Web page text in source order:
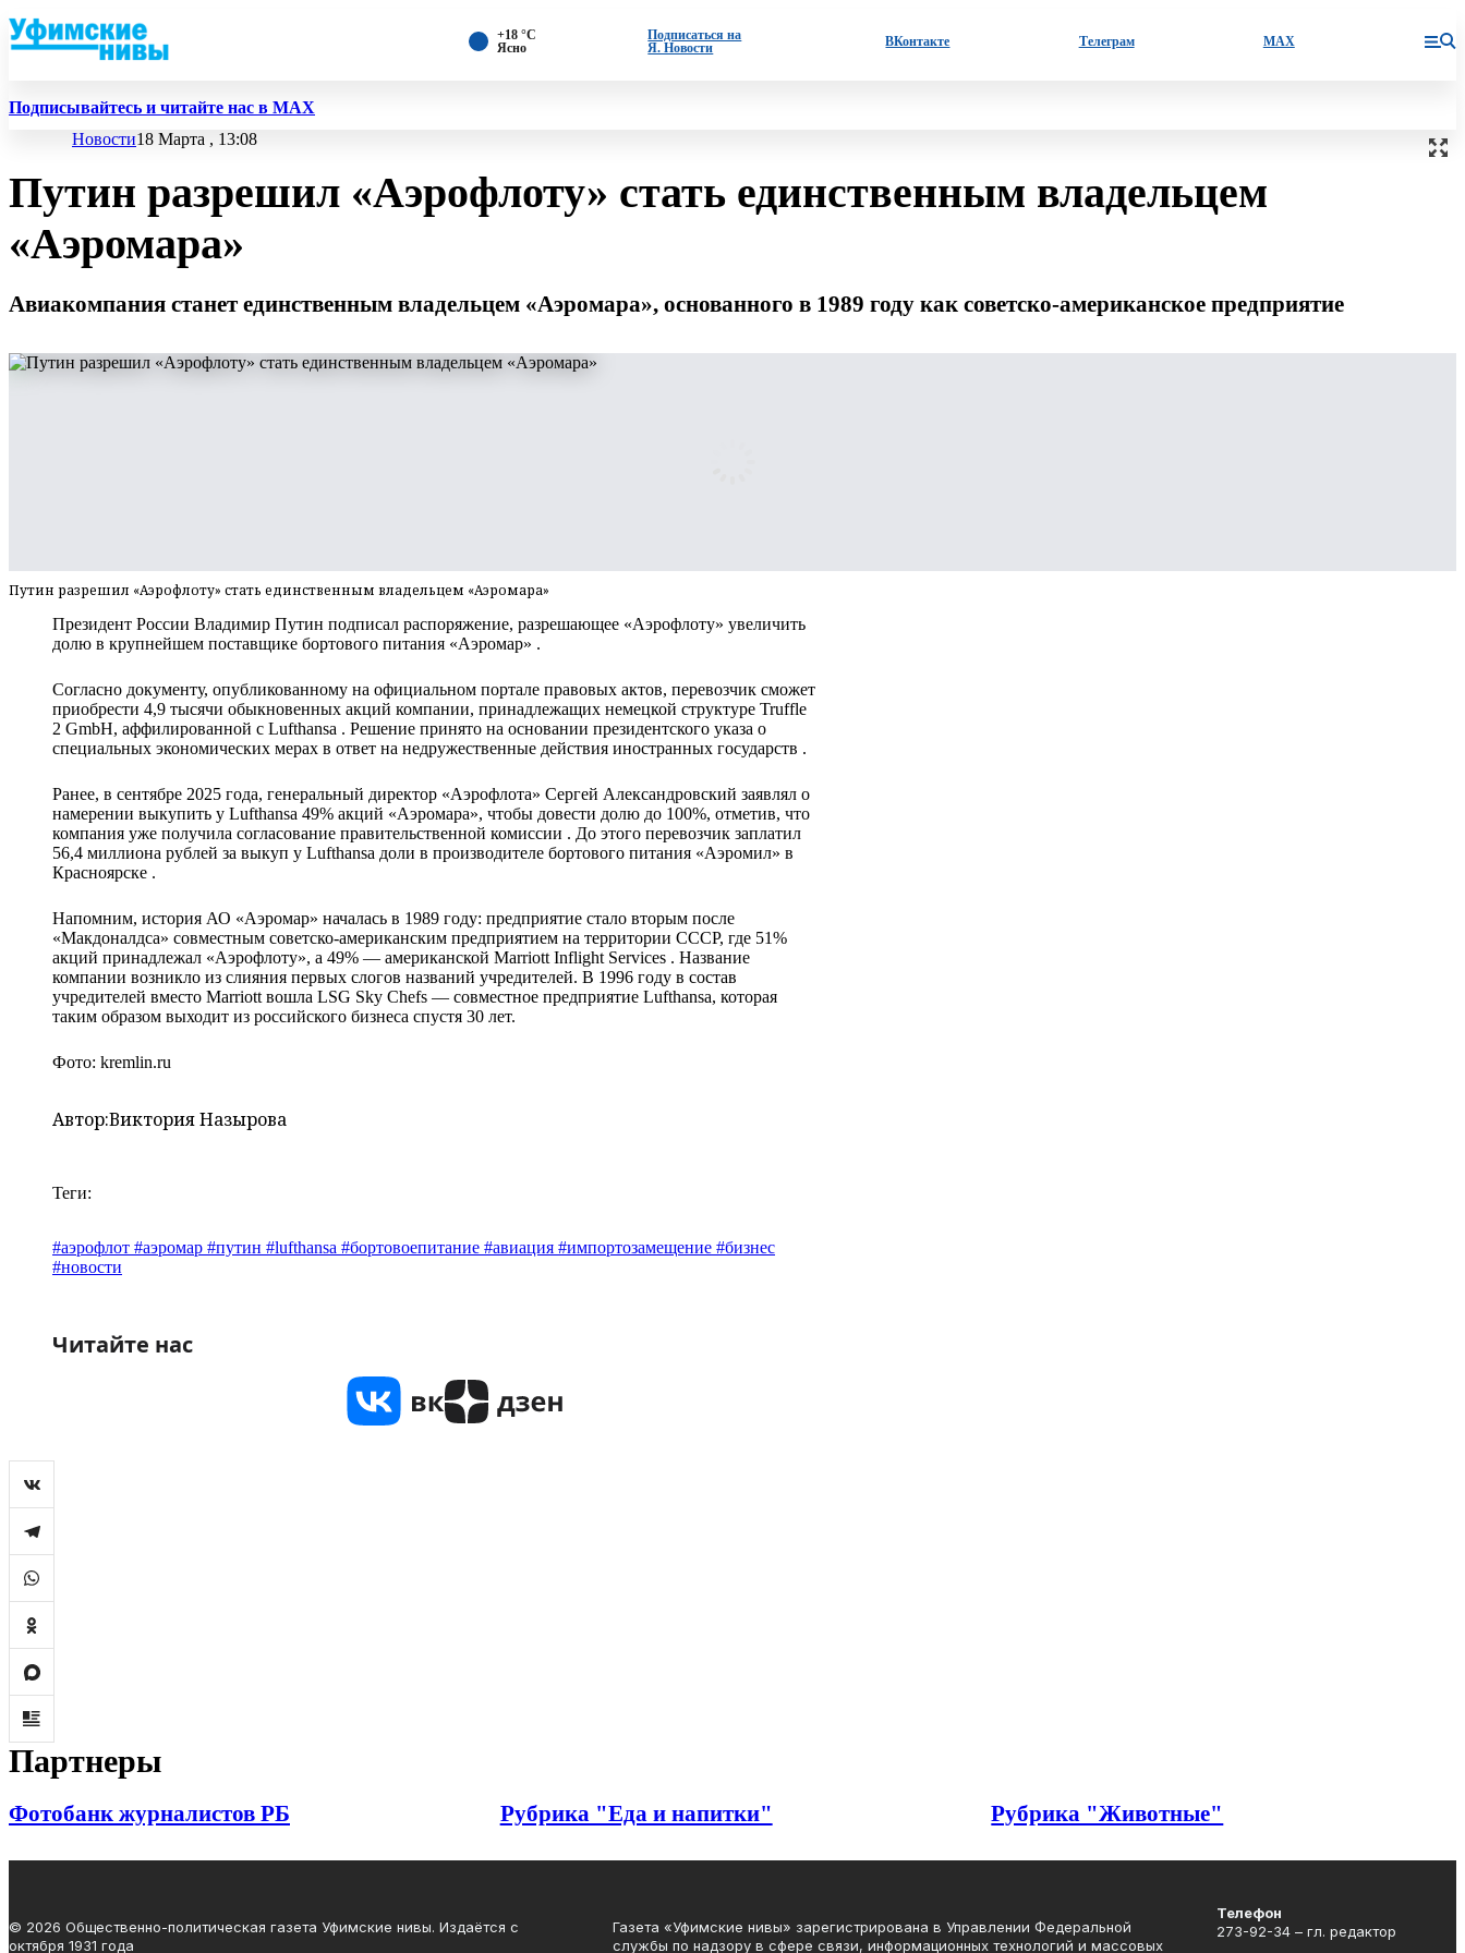
+18 °С
Ясно
Подписаться на
Я. Новости
ВКонтакте Телеграм MAX
Подписывайтесь и читайте нас в MAX
Новости18 Марта , 13:08
Путин разрешил «Аэрофлоту» стать единственным владельцем
«Аэромара»
Авиакомпания станет единственным владельцем «Аэромара», основанного в 1989 году как советско-американское предприятие
Путин разрешил «Аэрофлоту» стать единственным владельцем «Аэромара»
Президент России Владимир Путин подписал распоряжение, разрешающее «Аэрофлоту» увеличить
долю в крупнейшем поставщике бортового питания «Аэромар» .
Согласно документу, опубликованному на официальном портале правовых актов, перевозчик сможет
приобрести 4,9 тысячи обыкновенных акций компании, принадлежащих немецкой структуре Truffle
2 GmbH, аффилированной с Lufthansa . Решение принято на основании президентского указа о
специальных экономических мерах в ответ на недружественные действия иностранных государств .
Ранее, в сентябре 2025 года, генеральный директор «Аэрофлота» Сергей Александровский заявлял о
намерении выкупить у Lufthansa 49% акций «Аэромара», чтобы довести долю до 100%, отметив, что
компания уже получила согласование правительственной комиссии . До этого перевозчик заплатил
56,4 миллиона рублей за выкуп у Lufthansa доли в производителе бортового питания «Аэромил» в
Красноярске .
Напомним, история АО «Аэромар» началась в 1989 году: предприятие стало вторым после
«Макдоналдса» совместным советско-американским предприятием на территории СССР, где 51%
акций принадлежал «Аэрофлоту», а 49% — американской Marriott Inflight Services . Название
компании возникло из слияния первых слогов названий учредителей. В 1996 году в состав
учредителей вместо Marriott вошла LSG Sky Chefs — совместное предприятие Lufthansa, которая
таким образом выходит из российского бизнеса спустя 30 лет.
Фото: kremlin.ru
Автор:Виктория Назырова
Теги:
#аэрофлот #аэромар #путин #lufthansa #бортовоепитание #авиация #импортозамещение #бизнес
#новости
Читайте нас
Партнеры
Фотобанк журналистов РБ Рубрика "Еда и напитки" Рубрика "Животные"
© 2026 Общественно-политическая газета Уфимские нивы. Издаётся с
октября 1931 года
Газета «Уфимские нивы» зарегистрирована в Управлении Федеральной
службы по надзору в сфере связи, информационных технологий и массовых
Телефон
273-92-34 – гл. редактор